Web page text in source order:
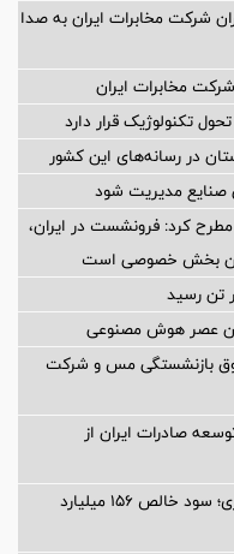
شرکت مخابرات ایران به صدا
مخابرات ایران
تکنولوژیک قرار دارد
در رسانه‌های این کشور
صنایع مدیریت شود
کرد: فرونشست در ایران،
بخش خصوصی است
عصر هوش مصنوعی
بازنشستگی مس و شرکت
توسعه صادرات ایران از
انتشار صورت‌های مالی ۳ ماهه بیمه رازی؛ سود خالص ۱۵۶ میلیارد